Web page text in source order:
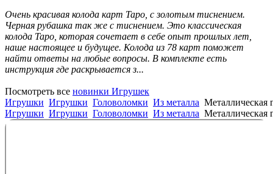
Очень красивая колода карт Таро, с золотым тиснением.
Черная рубашка так же с тиснением. Это классическая
колода Таро, которая сочетает в себе опыт прошлых лет,
наше настоящее и будущее. Колода из 78 карт поможет
найти ответы на любые вопросы. В комплекте есть
инструкция где раскрывается з...
Посмотреть все новинки Игрушек
Игрушки Игрушки Головоломки Из металла Металлическая
Игрушки Игрушки Головоломки Из металла Металлическая